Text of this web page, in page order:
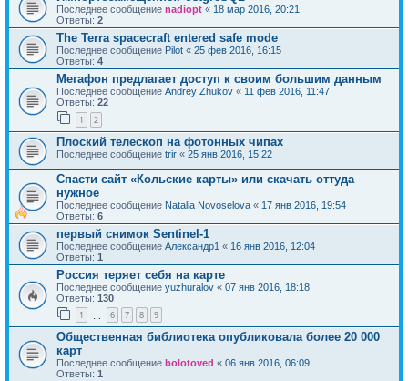
Последнее сообщение nadiopt « 18 мар 2016, 20:21
Ответы: 2
The Terra spacecraft entered safe mode
Последнее сообщение Pilot « 25 фев 2016, 16:15
Ответы: 4
Мегафон предлагает доступ к своим большим данным
Последнее сообщение Andrey Zhukov « 11 фев 2016, 11:47
Ответы: 22
1 2
Плоский телескоп на фотонных чипах
Последнее сообщение trir « 25 янв 2016, 15:22
Спасти сайт «Кольские карты» или скачать оттуда
нужное
Последнее сообщение Natalia Novoselova « 17 янв 2016, 19:54
Ответы: 6
первый снимок Sentinel-1
Последнее сообщение Александр1 « 16 янв 2016, 12:04
Ответы: 1
Россия теряет себя на карте
Последнее сообщение yuzhuralov « 07 янв 2016, 18:18
Ответы: 130
1 6 7 8 9
Общественная библиотека опубликовала более 20 000
карт
Последнее сообщение bolotoved « 06 янв 2016, 06:09
Ответы: 1